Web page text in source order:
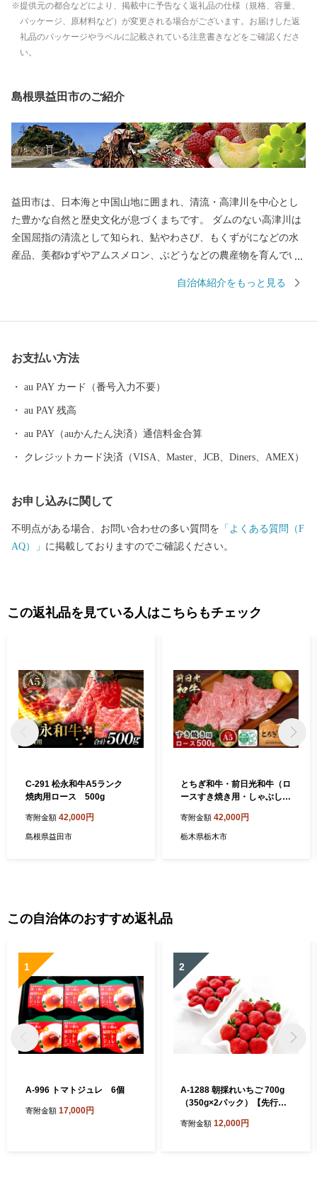
提供元の都合などにより、掲載中に予告なく返礼品の仕様（規格、容量、
パッケージ、原材料など）が変更される場合がございます。お届けした返
礼品のパッケージやラベルに記載されている注意書きなどをご確認くださ
い。
島根県益田市のご紹介
益田市は、日本海と中国山地に囲まれ、清流・高津川を中心とし
た豊かな自然と歴史文化が息づくまちです。 ダムのない高津川は
全国屈指の清流として知られ、鮎やわさび、もくずがになどの水
産品、美都ゆずやアムスメロン、ぶどうなどの農産物を育んでい
呂」を祀る神社があり、中世の町並みが今も残る文化のまちとし
納税を通じて、益田市の魅力ある資源と未来をぜひ応援してくだ
自治体紹介をもっと見る
お支払い方法
au PAY カード（番号入力不要）
au PAY 残高
au PAY（auかんたん決済）通信料金合算
クレジットカード決済（VISA、Master、JCB、Diners、AMEX）
お申し込みに関して
不明点がある場合、お問い合わせの多い質問を 「よくある質問（F
AQ）」 に掲載しておりますのでご確認ください。
この返礼品を見ている人はこちらもチェック
C-291 松永和牛A5ランク
焼肉用ロース 500g
寄附金額 42,000円
島根県益田市
とちぎ和牛・前日光和牛（ロ
ースすき焼き用・しゃぶしゃ
級 A5ランク A5等級 すき焼
き
寄附金額 42,000円
栃木県栃木市
この自治体のおすすめ返礼品
1
A-996 トマトジュレ 6個
寄附金額 17,000円
2
A-1288 朝採れいちご 700g
（350g×2パック）【先行予
イチゴ 700g 2パック 朝採れ
寄附金額 12,000円